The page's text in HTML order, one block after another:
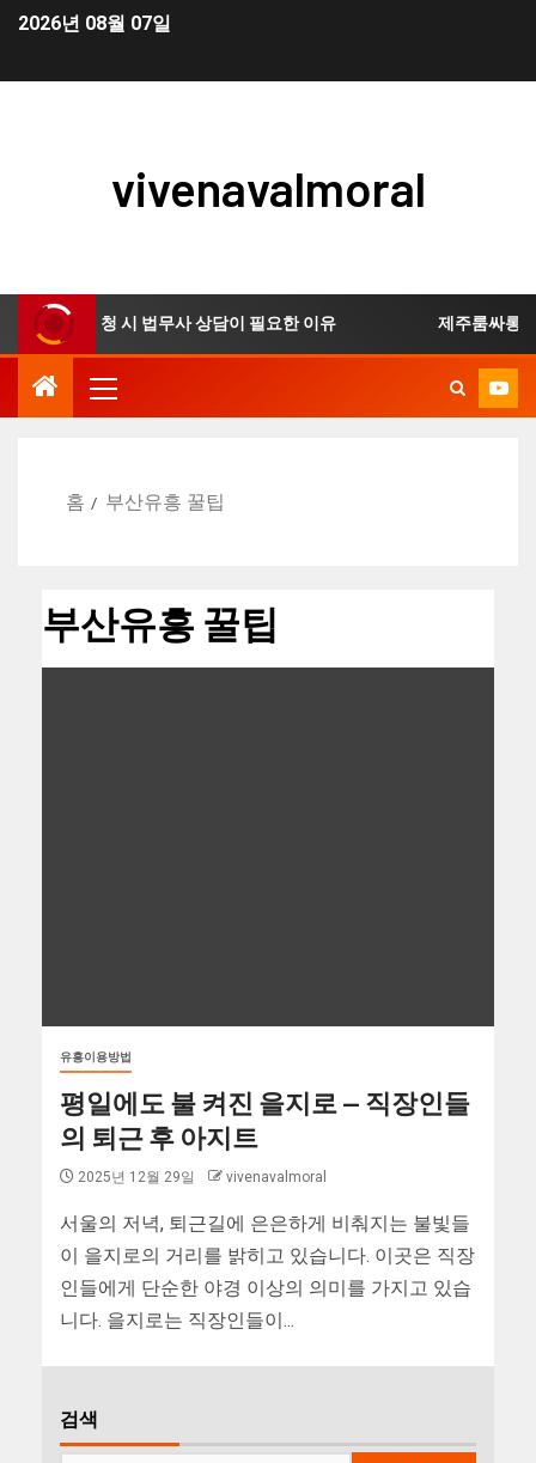
2026년 08월 07일
vivenavalmoral
인회생 신청 시 법무사 상담이 필요한 이유 제주룸싸롱
홈 부산유흥 꿀팁
부산유흥 꿀팁
유흥이용방법
평일에도 불 켜진 을지로 — 직장인들
의 퇴근 후 아지트
2025년 12월 29일 vivenavalmoral
서울의 저녁, 퇴근길에 은은하게 비춰지는 불빛들
이 을지로의 거리를 밝히고 있습니다. 이곳은 직장
인들에게 단순한 야경 이상의 의미를 가지고 있습
니다. 을지로는 직장인들이...
검색